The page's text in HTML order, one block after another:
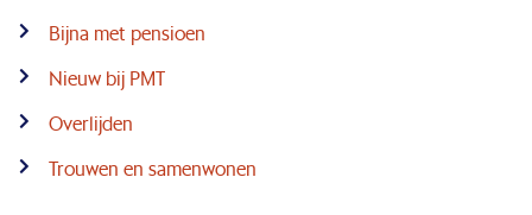
Bijna met pensioen
Nieuw bij PMT
Overlijden
Trouwen en samenwonen